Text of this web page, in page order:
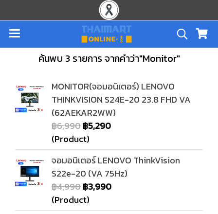
ค้นพบ 3 รายการ จากคำว่า"Monitor"
MONITOR(จอมอนิเตอร์) LENOVO
THINKVISION S24E-20 23.8 FHD VA
(62AEKAR2WW)
฿6,990฿5,290
(Product)
จอมอนิเตอร์ LENOVO ThinkVision
S22e-20 (VA 75Hz)
฿4,990฿3,990
(Product)